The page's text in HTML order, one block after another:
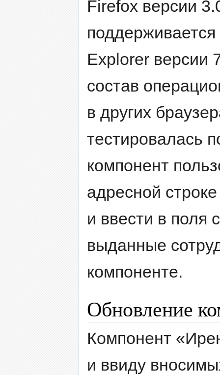
Firefox версии
Explorer версии
состав
в других
тестировалась
компонент
адресной
и ввести в поля
выданные
компоненте.
Обновление
Компонент
и ввиду